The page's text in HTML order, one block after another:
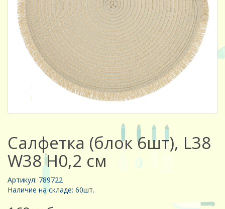
Салфетка (блок 6шт), L38
W38 H0,2 см
Артикул: 789722
Наличие на складе: 60шт.